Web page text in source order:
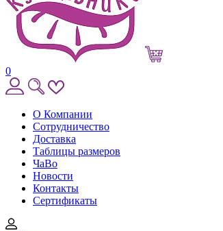
0
О Компании
Сотрудничество
Доставка
Таблицы размеров
ЧаВо
Новости
Контакты
Сертификаты